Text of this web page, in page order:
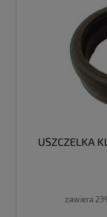
USZCZELKA
zawiera